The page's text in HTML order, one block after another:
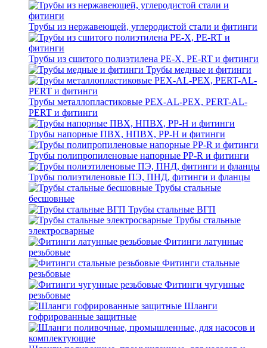
Трубы из нержавеющей, углеродистой стали и фитинги
Трубы из сшитого полиэтилена PE-X, PE-RT и фитинги
Трубы медные и фитинги
Трубы металлопластиковые PEX-AL-PEX, PERT-AL-
PERT и фитинги
Трубы напорные ПВХ, НПВХ, PP-H и фитинги
Трубы полипропиленовые напорные PP-R и фитинги
Трубы полиэтиленовые ПЭ, ПНД, фитинги и фланцы
Трубы стальные
бесшовные
Трубы стальные ВГП
Трубы стальные
электросварные
Фитинги латунные
резьбовые
Фитинги стальные
резьбовые
Фитинги чугунные
резьбовые
Шланги
гофрированные защитные